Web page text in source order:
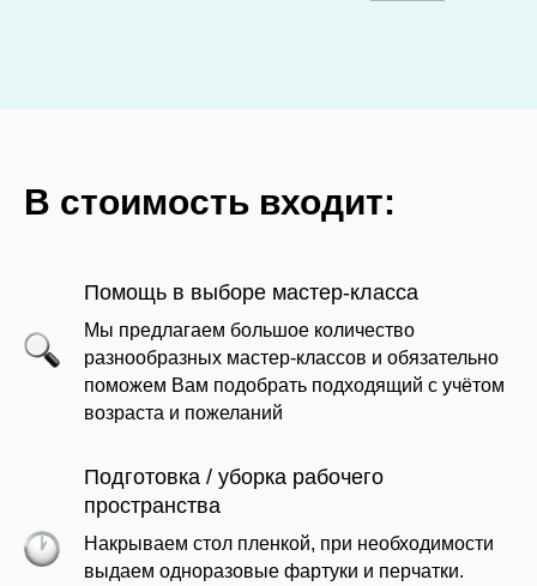
В стоимость входит:
Помощь в выборе мастер-класса
Мы предлагаем большое количество
разнообразных мастер-классов и обязательно
поможем Вам подобрать подходящий с учётом
возраста и пожеланий
Подготовка / уборка рабочего
пространства
Накрываем стол пленкой, при необходимости
выдаем одноразовые фартуки и перчатки.